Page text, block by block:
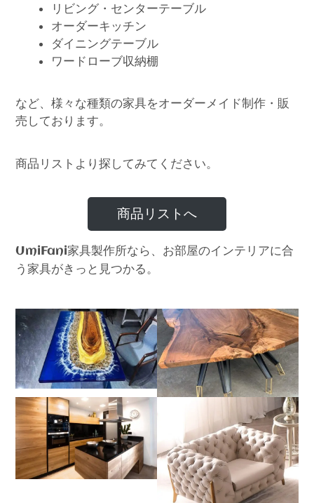
リビング・センターテーブル
オーダーキッチン
ダイニングテーブル
ワードローブ収納棚
など、様々な種類の家具をオーダーメイド制作・販
売しております。
商品リストより探してみてください。
商品リストへ
UmiFani家具製作所なら、お部屋のインテリアに合
う家具がきっと見つかる。